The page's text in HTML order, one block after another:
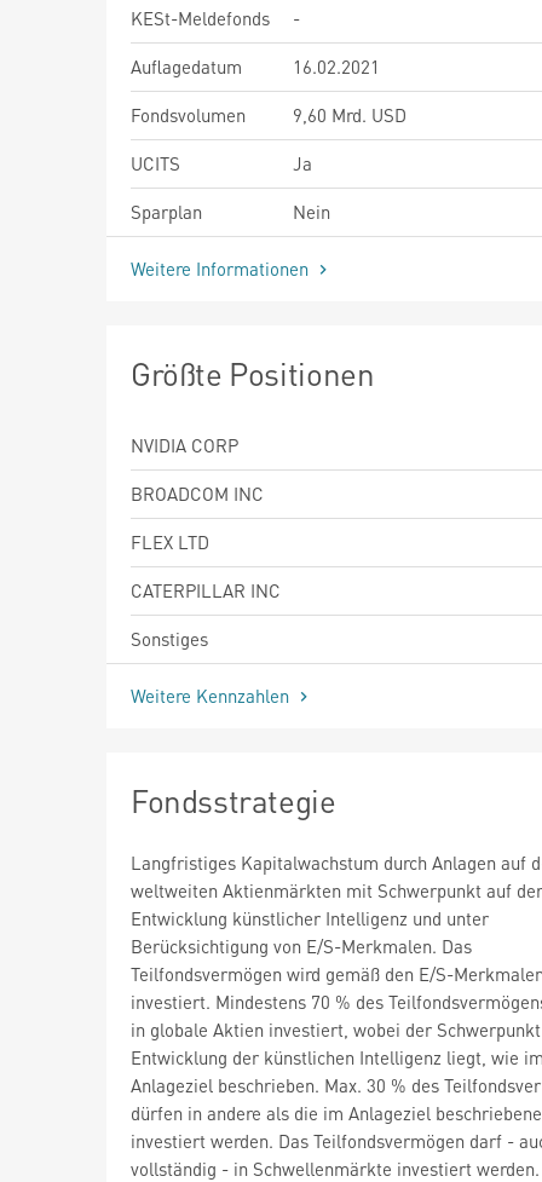
KESt-Meldefonds
-
Auflagedatum
16.02.2021
Fondsvolumen
9,60 Mrd. USD
UCITS
Ja
Sparplan
Nein
Weitere Informationen
Größte Positionen
NVIDIA CORP
BROADCOM INC
FLEX LTD
CATERPILLAR INC
Sonstiges
Weitere Kennzahlen
Fondsstrategie
Langfristiges Kapitalwachstum durch Anlagen auf
weltweiten Aktienmärkten mit Schwerpunkt auf der
Entwicklung künstlicher Intelligenz und unter
Berücksichtigung von E/S-Merkmalen. Das
Teilfondsvermögen wird gemäß den E/S-
investiert. Mindestens 70 % des
in globale Aktien investiert, wobei der
Entwicklung der künstlichen Intelligenz liegt, wie
Anlageziel beschrieben. Max. 30 % des
dürfen in andere als die im Anlageziel
investiert werden. Das Teilfondsvermögen darf -
vollständig - in Schwellenmärkte investiert werden.